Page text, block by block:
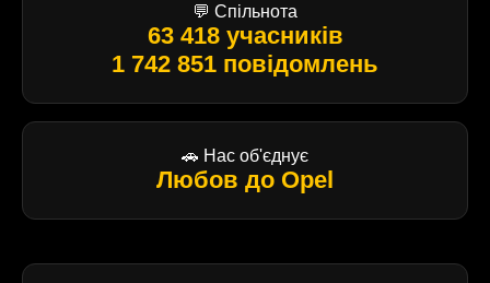
💬 Спільнота
63 418 учасників
1 742 851 повідомлень
🚗 Нас об'єднує
Любов до Opel